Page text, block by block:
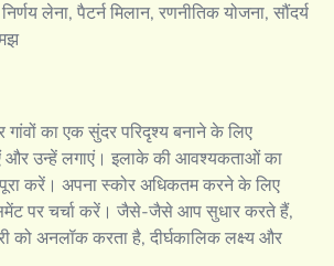
लेना, पैटर्न मिलान, रणनीतिक योजना, सौंदर्य
का एक सुंदर परिदृश्य बनाने के लिए
और उन्हें लगाएं। इलाके की आवश्यकताओं का
पूरा करें। अपना स्कोर अधिकतम करने के लिए
पर चर्चा करें। जैसे-जैसे आप सुधार करते हैं,
को अनलॉक करता है, दीर्घकालिक लक्ष्य और